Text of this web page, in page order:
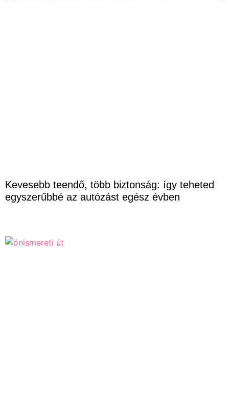
Kevesebb teendő, több biztonság: így teheted
egyszerűbbé az autózást egész évben